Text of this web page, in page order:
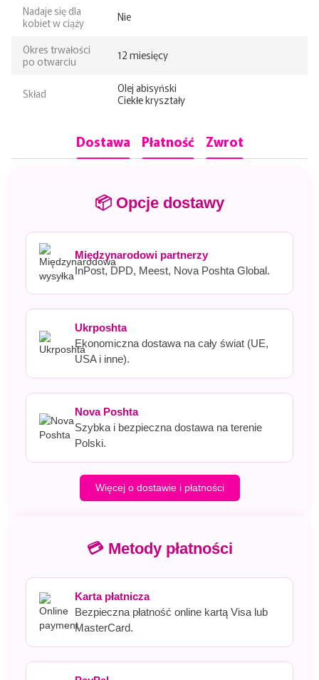
Nadaje się dla
kobiet w ciąży
Nie
Okres trwałości
po otwarciu
12 miesięcy
Skład
Olej abisyński
Ciekłe kryształy
Dostawa Płatność Zwrot
📦 Opcje dostawy
Międzynarodowi partnerzy
InPost, DPD, Meest, Nova Poshta Global.
Ukrposhta
Ekonomiczna dostawa na cały świat (UE,
USA i inne).
Nova Poshta
Szybka i bezpieczna dostawa na terenie
Polski.
Więcej o dostawie i płatności
💳 Metody płatności
Karta płatnicza
Bezpieczna płatność online kartą Visa lub
MasterCard.